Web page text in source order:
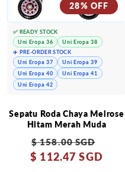
28% OFF
Sepatu Roda Chaya Melrose
Hitam Merah Muda
Harga
reguler
$ 158.00 SGD
obral
$ 112.47 SGD
✅ READY STOCK
Uni Eropa 36
Uni Eropa 38
✈️ PRE-ORDER STOCK
Uni Eropa 37
Uni Eropa 39
Uni Eropa 40
Uni Eropa 41
Uni Eropa 42